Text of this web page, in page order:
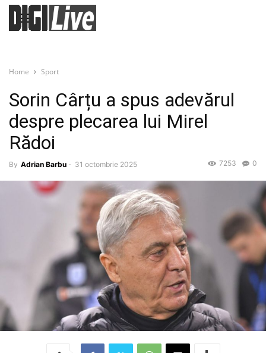
Home Sport
Sorin Cârțu a spus adevărul
despre plecarea lui Mirel
Rădoi
By Adrian Barbu - 31 octombrie 2025 0
7253